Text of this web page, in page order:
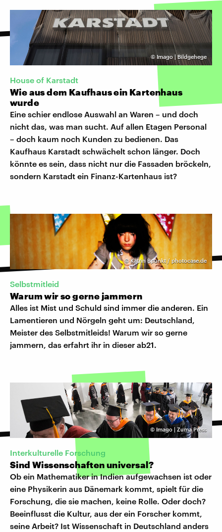
© Imago | Bildgehege
House of Karstadt
Wie aus dem Kaufhaus ein Kartenhaus
wurde
Eine schier endlose Auswahl an Waren – und doch
nicht das, was man sucht. Auf allen Etagen Personal
– doch kaum noch Kunden zu bedienen. Das
Kaufhaus Karstadt schwächelt schon länger. Doch
könnte es sein, dass nicht nur die Fassaden bröckeln,
sondern Karstadt ein Finanz-Kartenhaus ist?
©Katrin Bpunkt / photocase.de
Selbstmitleid
Warum wir so gerne jammern
Alles ist Mist und Schuld sind immer die anderen. Ein
Lamentieren und Nörgeln geht um: Deutschland,
Meister des Selbstmitleids! Warum wir so gerne
jammern, das erfahrt ihr in dieser ab21.
© Imago | Zuma Press
Interkulturelle Forschung
Sind Wissenschaften universal?
Ob ein Mathematiker in Indien aufgewachsen ist oder
eine Physikerin aus Dänemark kommt, spielt für die
Forschung, die sie machen, keine Rolle. Oder doch?
Beeinflusst die Kultur, aus der ein Forscher kommt,
seine Arbeit? Ist Wissenschaft in Deutschland anders